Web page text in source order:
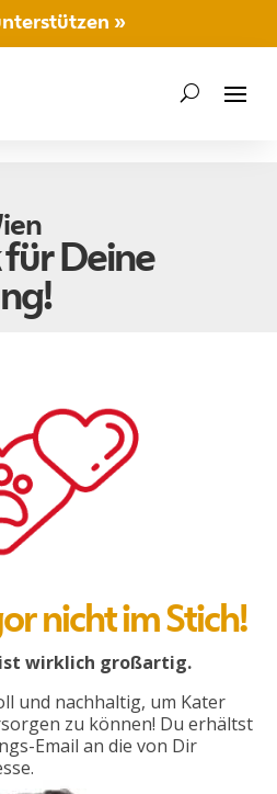
»
Deine
nicht im Stich!
wirklich großartig.
und nachhaltig, um Kater
zu können! Du erhältst
Email an die von Dir